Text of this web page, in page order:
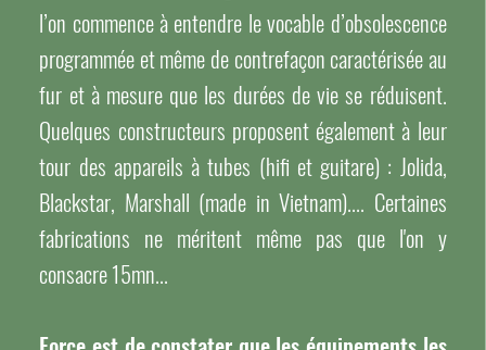
l’on commence à entendre le vocable d’obsolescence
programmée et même de contrefaçon caractérisée au
fur et à mesure que les durées de vie se réduisent.
Quelques constructeurs proposent également à leur
tour des appareils à tubes (hifi et guitare) : Jolida,
Blackstar, Marshall (made in Vietnam).... Certaines
fabrications ne méritent même pas que l'on y
consacre 15mn...